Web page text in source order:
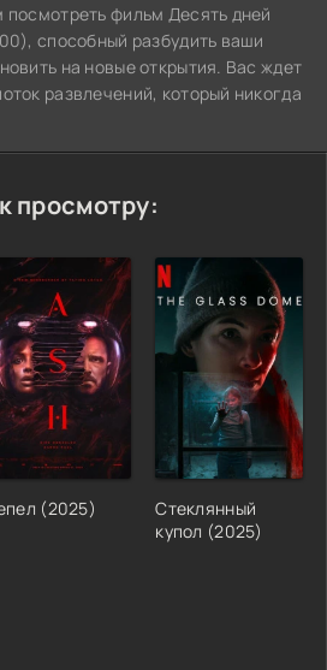
посмотреть фильм Десять дней
способный разбудить ваши
на новые открытия. Вас ждет
развлечений, который никогда
просмотру:
(2025)
Стеклянный
купол (2025)